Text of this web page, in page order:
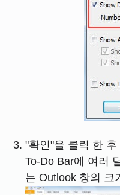
"확인"을 클릭 한
To-Do Bar에 여러
는 Outlook 창의 크